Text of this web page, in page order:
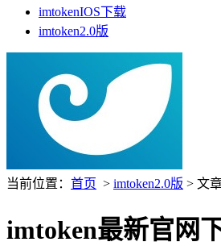
imtokenIOS下载
imtoken2.0版
当前位置： 首页 > imtoken2.0版 > 文
imtoken最新官网